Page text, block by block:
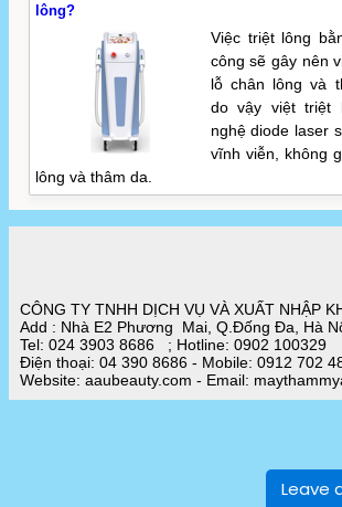
Leave
lông?
Việc triệt lông
công sẽ gây nên
lỗ chân lông và
do vậy việt triệt
nghệ diode laser
vĩnh viễn, không
lông và thâm da.
CÔNG TY TNHH DỊCH VỤ VÀ XUẤT NHẬP
Add : Nhà E2 Phương Mai, Q.Đống Đa, Hà
Tel: 024 3903 8686 ; Hotline: 0902 100329
Điện thoại: 04 390 8686 - Mobile: 0912 702
Website: aaubeauty.com - Email: